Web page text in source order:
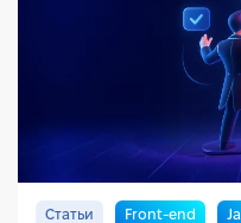
Менеджмент HR &
Статьи Front-end